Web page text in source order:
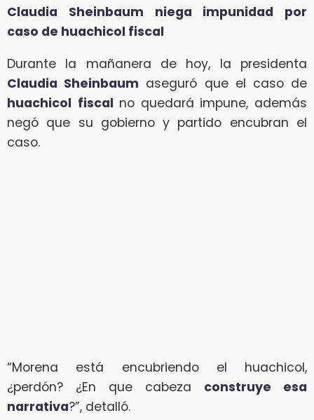
Claudia Sheinbaum niega impunidad por
caso de huachicol fiscal
Durante la mañanera de hoy, la presidenta
Claudia Sheinbaum aseguró que el caso de
huachicol fiscal no quedará impune, además
negó que su gobierno y partido encubran el
caso.
“Morena está encubriendo el huachicol,
¿perdón? ¿En que cabeza construye esa
narrativa?”, detalló.